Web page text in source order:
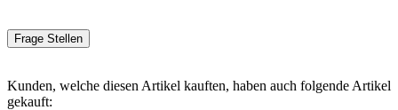
Frage Stellen
Kunden, welche diesen Artikel kauften, haben auch folgende Artikel
gekauft: